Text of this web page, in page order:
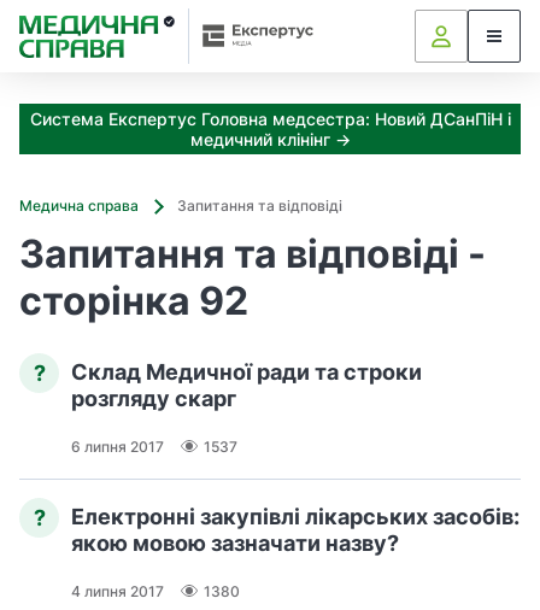
Система Експертус Головна медсестра: Новий ДСанПіН і
медичний клінінг →
Медична справа Запитання та відповіді
Запитання та відповіді -
сторінка 92
?
Склад Медичної ради та строки
розгляду скарг
6 липня 2017 1537
?
Електронні закупівлі лікарських засобів:
якою мовою зазначати назву?
4 липня 2017 1380
З
а
к
з
м
н
р
и
м